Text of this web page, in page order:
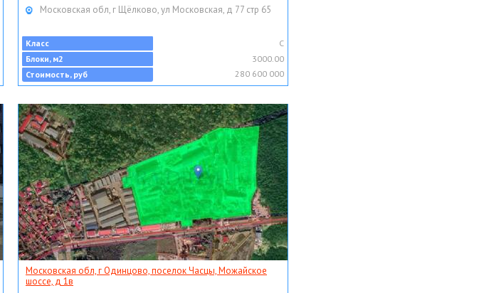
Московская обл, г Щёлково, ул Московская, д 77 стр 65
Класс
C
Блоки, м2
3000.00
Стоимость, руб
280 600 000
Московская обл, г Одинцово, поселок Часцы, Можайское
шоссе, д 1в